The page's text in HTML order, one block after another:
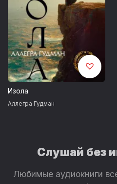
Изола
Аллегра Гудман
Слушай без
Любимые аудиокниги